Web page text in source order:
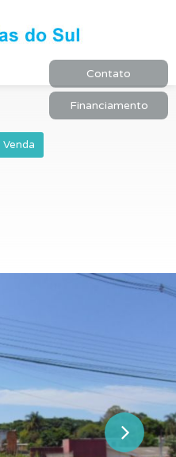
Venda
Contato
Financiamento